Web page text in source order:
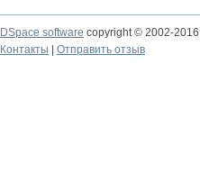
DSpace software copyright © 2002-2016
Контакты
Отправить отзыв